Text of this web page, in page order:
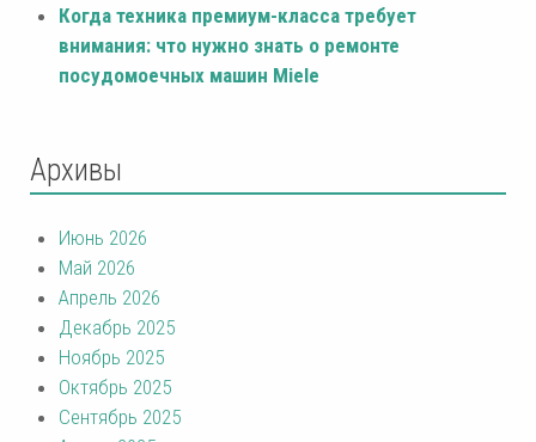
Когда техника премиум-класса требует
внимания: что нужно знать о ремонте
посудомоечных машин Miele
Архивы
Июнь 2026
Май 2026
Апрель 2026
Декабрь 2025
Ноябрь 2025
Октябрь 2025
Сентябрь 2025